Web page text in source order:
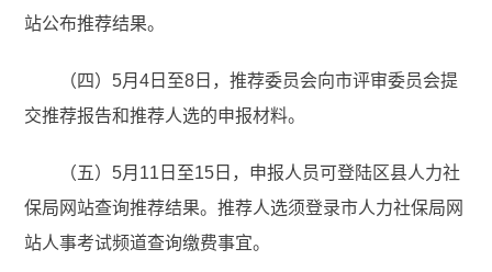
站公布推荐结果。
（四）5月4日至8日，推荐委员会向市评审委员会提
交推荐报告和推荐人选的申报材料。
（五）5月11日至15日，申报人员可登陆区县人力社
保局网站查询推荐结果。推荐人选须登录市人力社保局网
站人事考试频道查询缴费事宜。